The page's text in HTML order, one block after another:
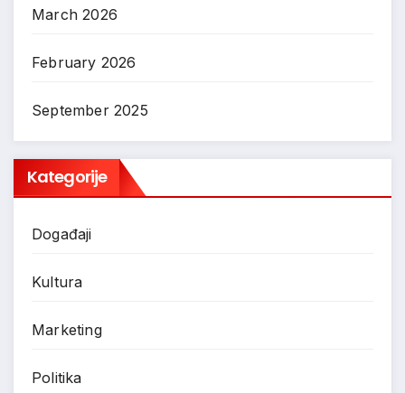
March 2026
February 2026
September 2025
Kategorije
Događaji
Kultura
Marketing
Politika